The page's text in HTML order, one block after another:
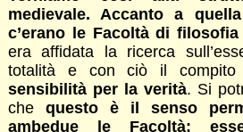
medievale. Accanto a
c’erano le Facoltà di
era affidata la ricerca
totalità e con ciò il
sensibilità per la verità. Si
che questo è il senso
ambedue le Facoltà: